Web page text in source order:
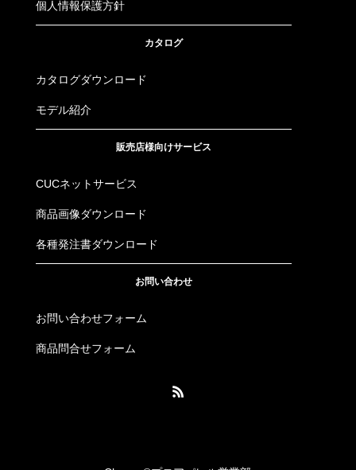
個人情報保護方針
カタログ
カタログダウンロード
モデル紹介
販売店様向けサービス
CUCネットサービス
商品画像ダウンロード
各種発注書ダウンロード
お問い合わせ
お問い合わせフォーム
商品問合せフォーム